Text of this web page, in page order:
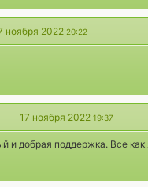
ноября 2022 20:22
17 ноября 2022 19:37
и добрая поддержка. Все